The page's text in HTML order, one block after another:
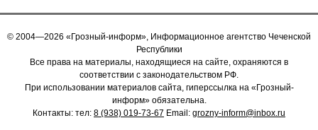
© 2004—2026 «Грозный-информ», Информационное агентство Чеченской
Республики
Все права на материалы, находящиеся на сайте, охраняются в
соответствии с законодательством РФ.
При использовании материалов сайта, гиперссылка на «Грозный-
информ» обязательна.
Контакты: тел: 8 (938) 019-73-67 Email: grozny-inform@inbox.ru